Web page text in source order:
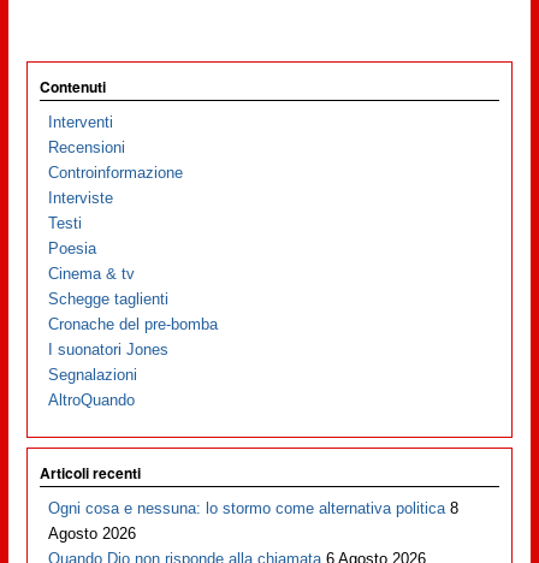
Contenuti
Interventi
Recensioni
Controinformazione
Interviste
Testi
Poesia
Cinema & tv
Schegge taglienti
Cronache del pre-bomba
I suonatori Jones
Segnalazioni
AltroQuando
Articoli recenti
Ogni cosa e nessuna: lo stormo come alternativa politica 8
Agosto 2026
Quando Dio non risponde alla chiamata 6 Agosto 2026